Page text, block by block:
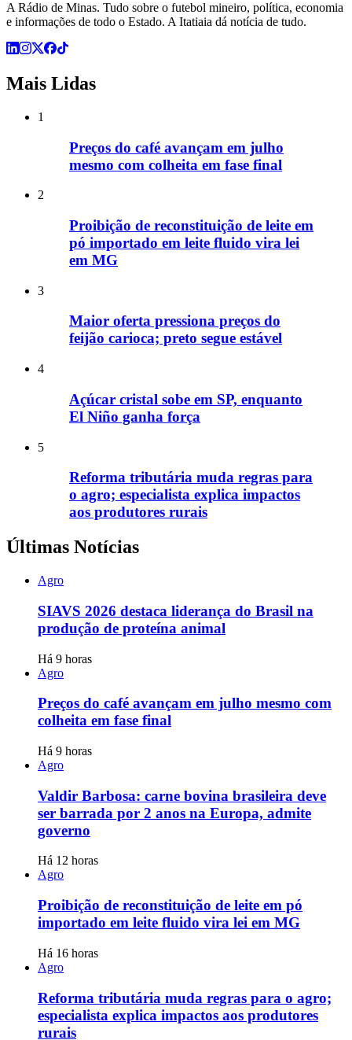
A Rádio de Minas. Tudo sobre o futebol mineiro, política, economia
e informações de todo o Estado. A Itatiaia dá notícia de tudo.
Mais Lidas
1
Preços do café avançam em julho
mesmo com colheita em fase final
2
Proibição de reconstituição de leite em
pó importado em leite fluido vira lei
em MG
3
Maior oferta pressiona preços do
feijão carioca; preto segue estável
4
Açúcar cristal sobe em SP, enquanto
El Niño ganha força
5
Reforma tributária muda regras para
o agro; especialista explica impactos
aos produtores rurais
Últimas Notícias
Agro
SIAVS 2026 destaca liderança do Brasil na
produção de proteína animal
Há 9 horas
Agro
Preços do café avançam em julho mesmo com
colheita em fase final
Há 9 horas
Agro
Valdir Barbosa: carne bovina brasileira deve
ser barrada por 2 anos na Europa, admite
governo
Há 12 horas
Agro
Proibição de reconstituição de leite em pó
importado em leite fluido vira lei em MG
Há 16 horas
Agro
Reforma tributária muda regras para o agro;
especialista explica impactos aos produtores
rurais